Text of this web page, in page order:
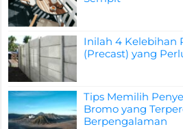
Inilah 4 Kelebihan
(Precast) yang
Tips Memilih
Bromo yang
Berpengalaman